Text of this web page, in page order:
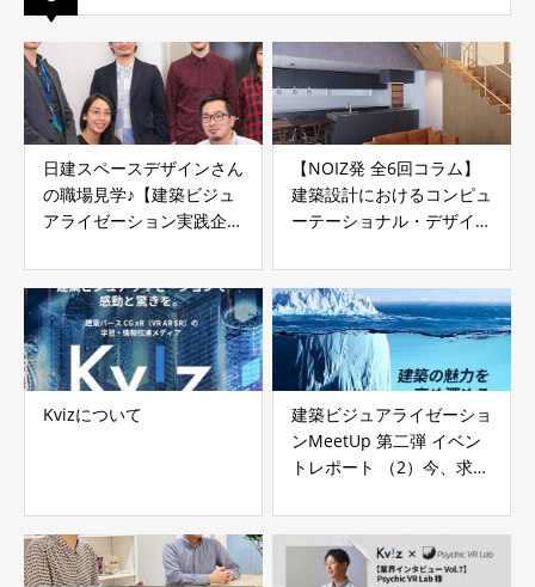
日建スペースデザインさん
の職場見学♪【建築ビジュ
アライゼーション実践企業
雄太さん（株式会社日建ス
ペースデザイン）第5話
【NOIZ発 全6回コラム】
建築設計におけるコンピュ
ーテーショナル・デザイン
Kvizについて
建築ビジュアライゼーショ
ンMeetUp 第二弾 イベン
トレポート （2）今、求め
ーション（前半）